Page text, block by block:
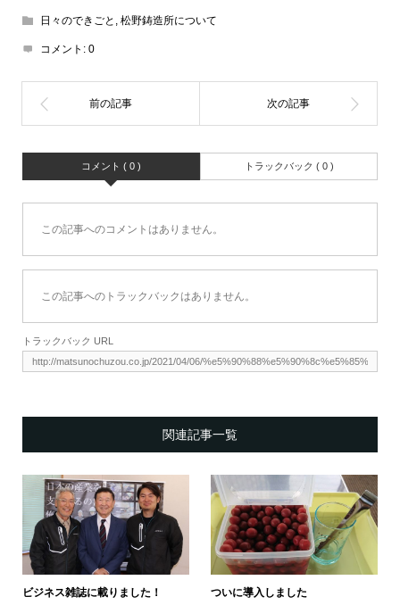
日々のできごと 松野鋳造所について
コメント: 0
コメント ( 0 ) トラックバック ( 0 )
この記事へのコメントはありません。
この記事へのトラックバックはありません。
トラックバック URL
関連記事一覧
ビジネス雑誌に載りました！ ついに導入しました